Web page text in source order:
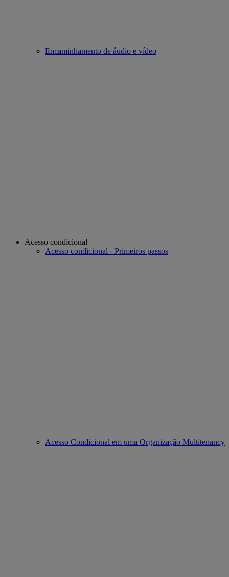
Encaminhamento de áudio e vídeo
Acesso condicional
Acesso condicional - Primeiros passos
Acesso Condicional em uma Organização Multitenancy